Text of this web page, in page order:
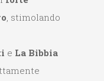
, stimolando
e La Bibbia